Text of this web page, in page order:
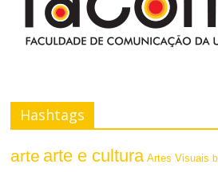
Hashtags
arte arte e cultura Artes Visuais